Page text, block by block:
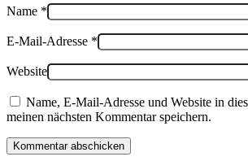
Name *
E-Mail-Adresse *
Website
Name, E-Mail-Adresse und Website in
meinen nächsten Kommentar speichern.
Kommentar abschicken